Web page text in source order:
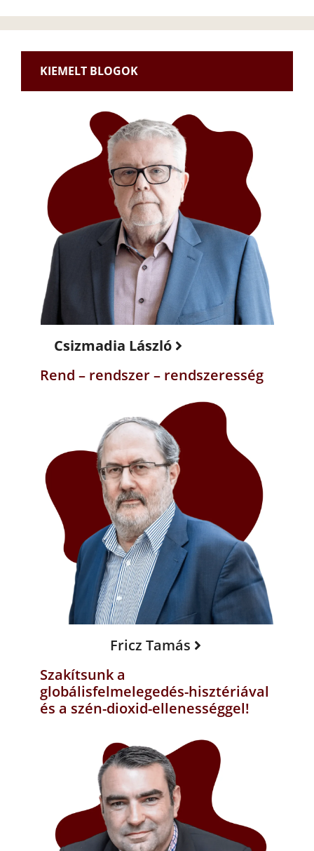
KIEMELT BLOGOK
Csizmadia László
Rend – rendszer – rendszeresség
Fricz Tamás
Szakítsunk a
globálisfelmelegedés-hisztériával
és a szén-dioxid-ellenességgel!